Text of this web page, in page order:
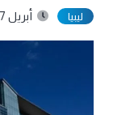
ليبيا أبريل 17, 2025